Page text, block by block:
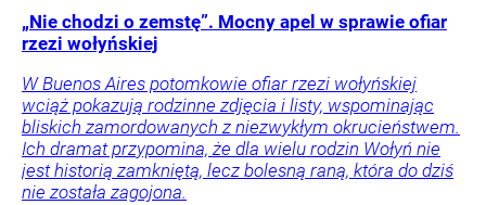
„Nie chodzi o zemstę”. Mocny apel w sprawie ofiar
rzezi wołyńskiej
W Buenos Aires potomkowie ofiar rzezi wołyńskiej
wciąż pokazują rodzinne zdjęcia i listy, wspominając
bliskich zamordowanych z niezwykłym okrucieństwem.
Ich dramat przypomina, że dla wielu rodzin Wołyń nie
jest historią zamkniętą, lecz bolesną raną, która do dziś
nie została zagojona.